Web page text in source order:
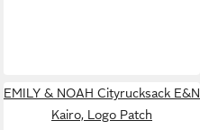
EMILY & NOAH Cityrucksack E&N
Kairo, Logo Patch